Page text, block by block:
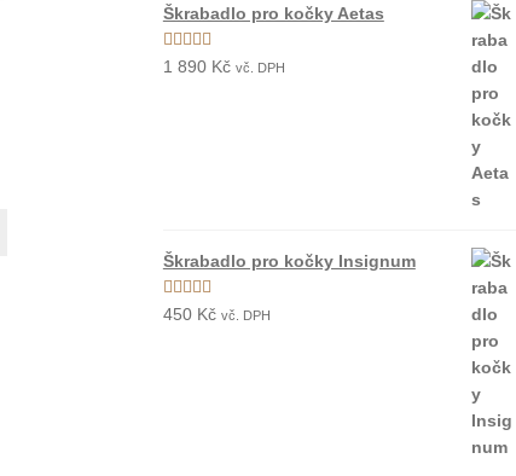
Škrabadlo pro kočky Aetas
Hodnocení
1 890 Kč vč. DPH
Škrabadlo pro kočky Insignum
Hodnocení
450 Kč vč. DPH